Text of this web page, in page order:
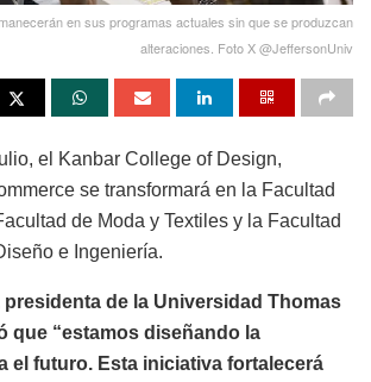
en sus programas actuales sin que se produzcan
alteraciones. Foto X @JeffersonUniv
el Kanbar College of Design,
se transformará en la Facultad
de Moda y Textiles y la Facultad
e Ingeniería.
de la Universidad Thomas
que “estamos diseñando la
el futuro. Esta iniciativa fortalecerá